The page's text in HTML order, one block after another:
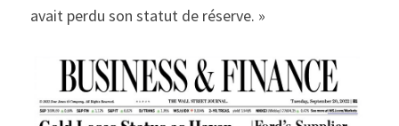
avait perdu son statut de réserve. »